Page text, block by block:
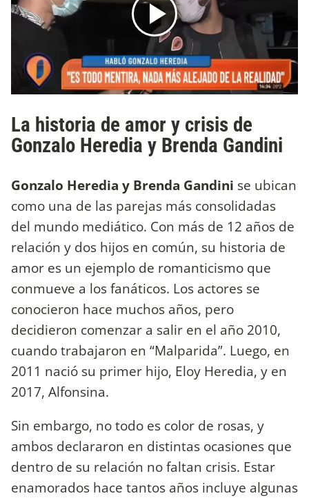
La historia de amor y crisis de
Gonzalo Heredia y Brenda Gandini
Gonzalo Heredia y Brenda Gandini se ubican
como una de las parejas más consolidadas
del mundo mediático. Con más de 12 años de
relación y dos hijos en común, su historia de
amor es un ejemplo de romanticismo que
conmueve a los fanáticos. Los actores se
conocieron hace muchos años, pero
decidieron comenzar a salir en el año 2010,
cuando trabajaron en “Malparida”. Luego, en
2011 nació su primer hijo, Eloy Heredia, y en
2017, Alfonsina.
Sin embargo, no todo es color de rosas, y
ambos declararon en distintas ocasiones que
dentro de su relación no faltan crisis. Estar
enamorados hace tantos años incluye algunas